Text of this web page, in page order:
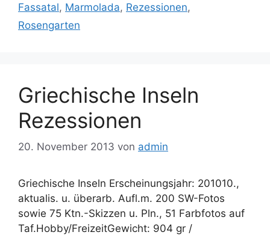
Fassatal, Marmolada, Rezessionen,
Rosengarten
Griechische Inseln
Rezessionen
20. November 2013 von admin
Griechische Inseln Erscheinungsjahr: 201010.,
aktualis. u. überarb. Aufl.m. 200 SW-Fotos
sowie 75 Ktn.-Skizzen u. Pln., 51 Farbfotos auf
Taf.Hobby/FreizeitGewicht: 904 gr /